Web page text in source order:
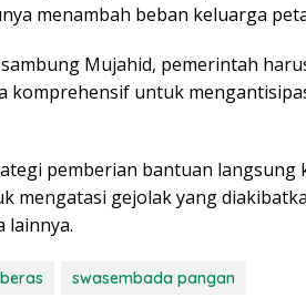
menambah beban keluarga
Mujahid, pemerintah
komprehensif untuk
pemberian bantuan langsung
mengatasi gejolak yang
lainnya.
swasembada pangan